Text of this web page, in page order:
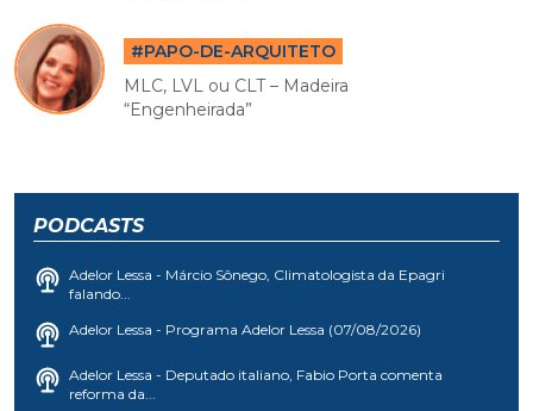
#PAPO-DE-ARQUITETO
MLC, LVL ou CLT – Madeira
“Engenheirada”
PODCASTS
Adelor Lessa - Márcio Sônego, Climatologista da Epagri
falando...
Adelor Lessa - Programa Adelor Lessa (07/08/2026)
Adelor Lessa - Deputado italiano, Fabio Porta comenta
reforma da...